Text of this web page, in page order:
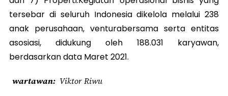
tersebar di seluruh Indonesia dikelola melalui 238
anak perusahaan, venturabersama serta entitas
asosiasi, didukung oleh 188.031 karyawan,
berdasarkan data Maret 2021.
wartawan Viktor Riwu